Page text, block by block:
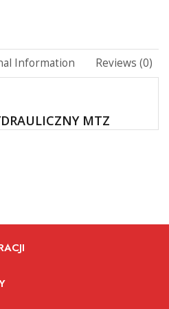
Information Reviews (0)
MTZ